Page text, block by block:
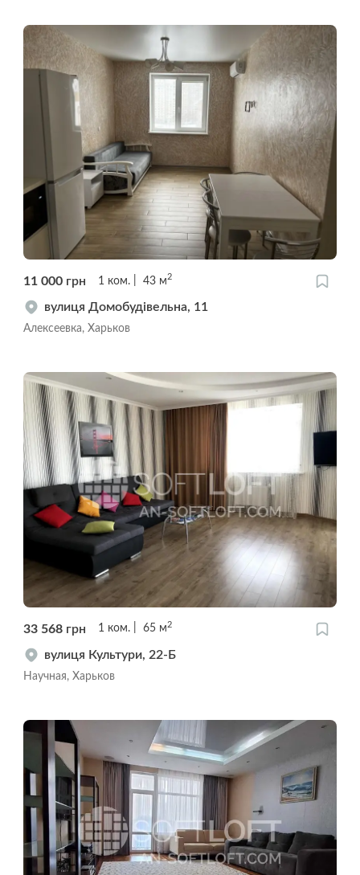
11 000 грн 1 ком. 43 м2
вулиця Домобудівельна, 11
Алексеевка, Харьков
33 568 грн 1 ком. 65 м 2
вулиця Культури, 22-Б
Научная, Харьков